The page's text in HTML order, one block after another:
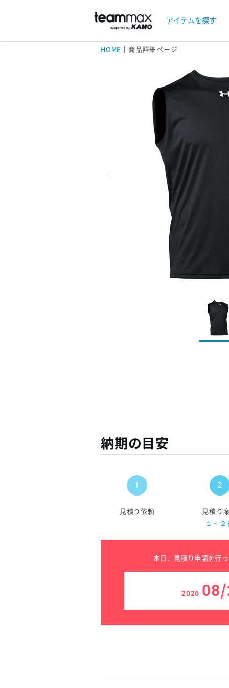
アイテムを探す
HOME 商品詳細ページ
納期の目安
見積り依頼
見積り
１～２
本日、見積り申請を行
2026